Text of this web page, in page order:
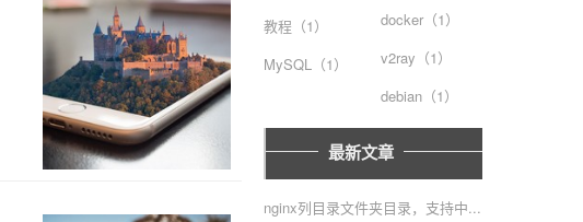
教程（1）
MySQL（1）
docker（1）
v2ray（1）
debian（1）
最新文章
nginx列目录文件夹目录，支持中...